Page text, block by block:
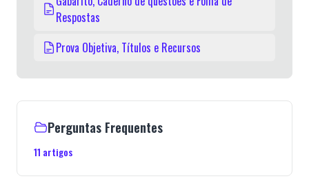
Respostas
Prova Objetiva, Títulos e Recursos
Perguntas Frequentes
11 artigos